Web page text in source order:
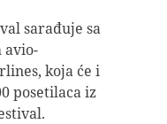
sarađuje sa
avio-
koja će i
posetilaca iz